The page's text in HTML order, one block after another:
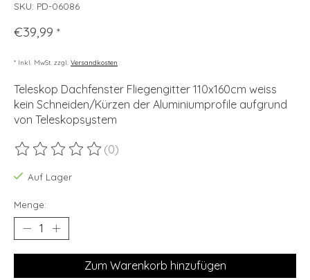
SKU: PD-06086
€39,99 *
* Inkl. MwSt. zzgl. Versandkosten
Teleskop Dachfenster Fliegengitter 110x160cm weiss
kein Schneiden/Kürzen der Aluminiumprofile aufgrund
von Teleskopsystem
Die Bewertung dieses Produkts ist
(0)
Auf Lager
Menge:
Zum Warenkorb hinzufügen